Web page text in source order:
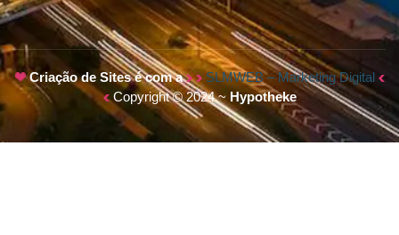
Criação de Sites é com a
SLMWEB – Marketing Digital
Copyright © 2024 ~ Hypotheke